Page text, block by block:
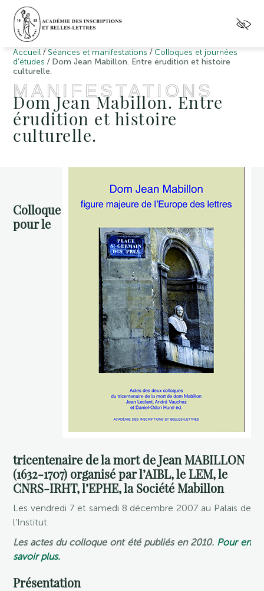
Accueil / Séances et manifestations / Colloques et journées
d'études / Dom Jean Mabillon. Entre érudition et histoire
culturelle.
MANIFESTATIONS
Dom Jean Mabillon. Entre
érudition et histoire
culturelle.
Colloque
pour le
tricentenaire de la mort de Jean MABILLON
(1632-1707) organisé par l’AIBL, le LEM, le
CNRS-IRHT, l’EPHE, la Société Mabillon
Les vendredi 7 et samedi 8 décembre 2007 au Palais de
l’Institut.
Les actes du colloque ont été publiés en 2010. Pour en
savoir plus.
Présentation